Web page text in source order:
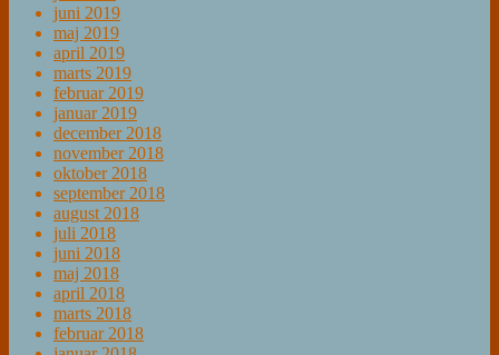
juni 2019
maj 2019
april 2019
marts 2019
februar 2019
januar 2019
december 2018
november 2018
oktober 2018
september 2018
august 2018
juli 2018
juni 2018
maj 2018
april 2018
marts 2018
februar 2018